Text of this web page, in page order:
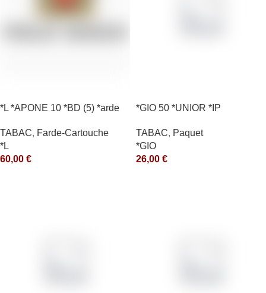
*L *APONE 10 *BD (5) *arde
TABAC, Farde-Cartouche
*L
60,00 €
*GIO 50 *UNIOR *IP
TABAC, Paquet
*GIO
26,00 €